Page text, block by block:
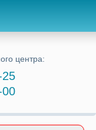
центра: